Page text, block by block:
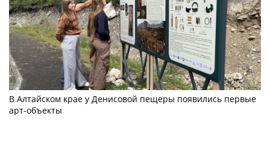
В Алтайском крае у Денисовой пещеры появились первые
арт-объекты